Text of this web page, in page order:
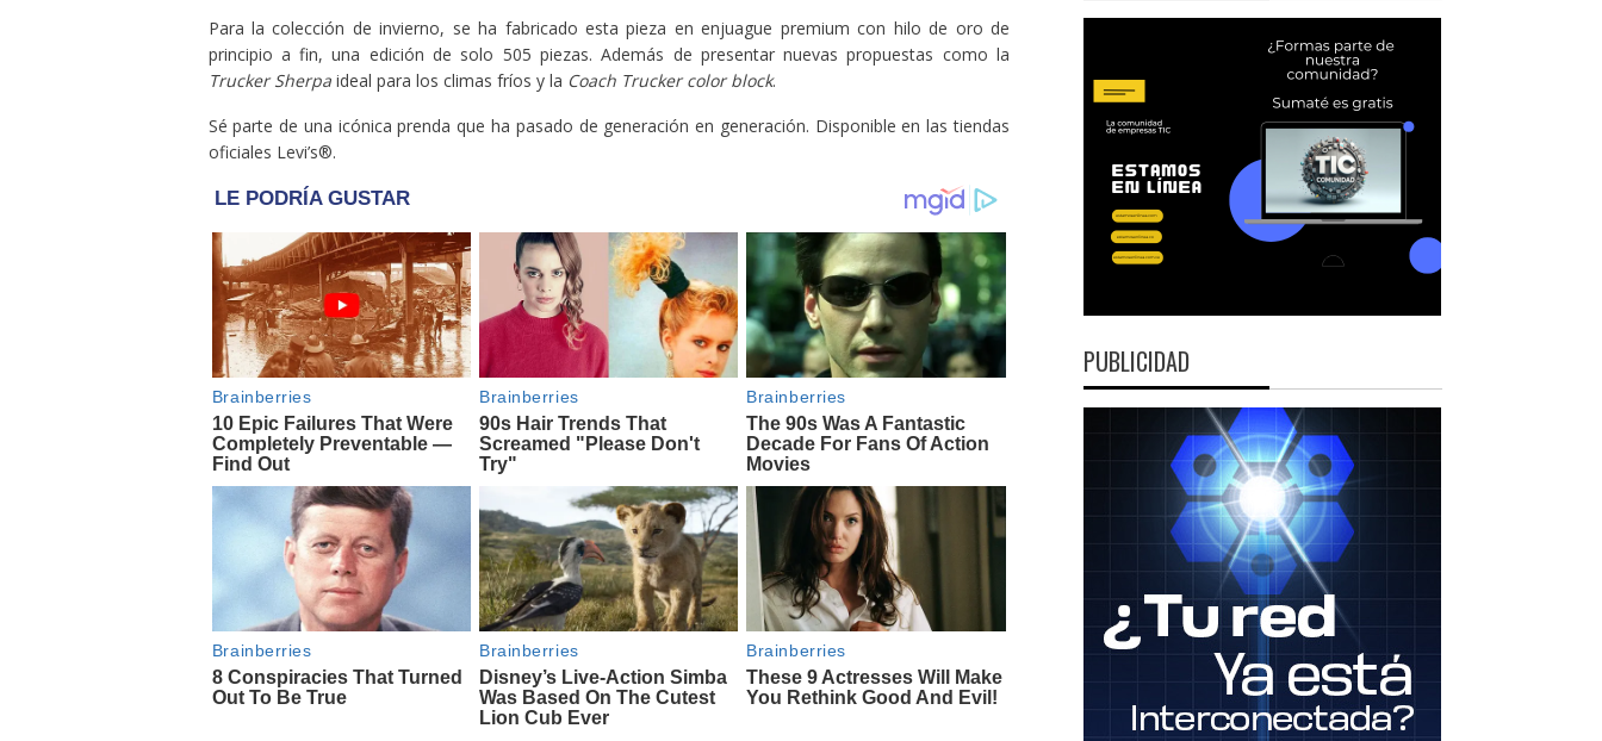
Para la colección de invierno, se ha fabricado esta pieza en enjuague premium con hilo de oro de
principio a fin, una edición de solo 505 piezas. Además de presentar nuevas propuestas como la
Trucker Sherpaideal para los climas fríos y la Coach Trucker color block.
Sé parte de una icónica prenda que ha pasado de generación en generación. Disponible en las tiendas
oficiales Levi’s®.
PUBLICIDAD